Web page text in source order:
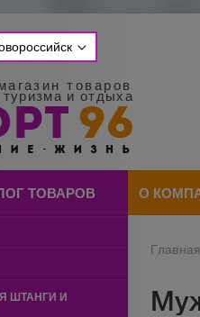
товаров
и отдыха
ТОВАРОВ О
ШТАНГИ И
Главная